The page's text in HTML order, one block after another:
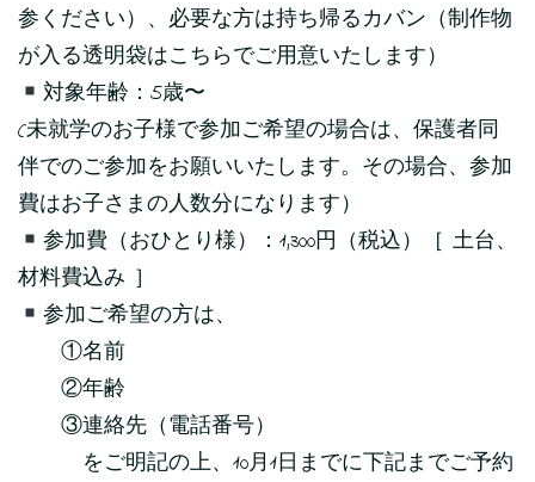
参ください）、必要な方は持ち帰るカバン（制作物
が入る透明袋はこちらでご用意いたします）
対象年齢：5歳〜
(未就学のお子様で参加ご希望の場合は、保護者同
伴でのご参加をお願いいたします。その場合、参加
費はお子さまの人数分になります）
参加費（おひとり様）：1,300円（税込）［ 土台、
材料費込み ］
参加ご希望の方は、
①名前
②年齢
③連絡先（電話番号）
をご明記の上、10月1日までに下記までご予約